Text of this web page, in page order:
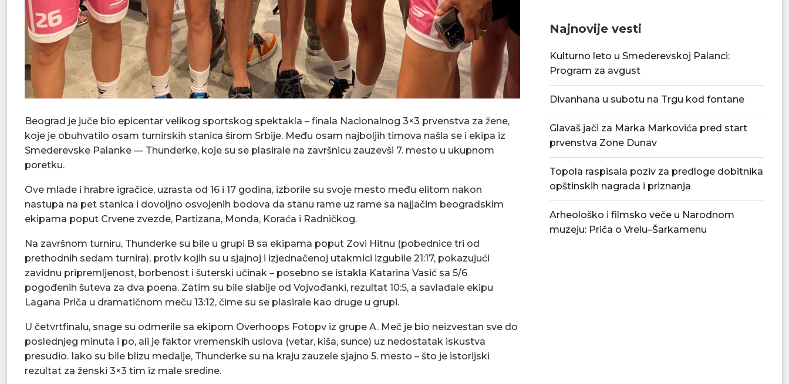
Beograd je juče bio epicentar velikog sportskog spektakla – finala Nacionalnog 3×3 prvenstva za žene,
koje je obuhvatilo osam turnirskih stanica širom Srbije. Među osam najboljih timova našla se i ekipa iz
Smederevske Palanke — Thunderke, koje su se plasirale na završnicu zauzevši 7. mesto u ukupnom
poretku.
Ove mlade i hrabre igračice, uzrasta od 16 i 17 godina, izborile su svoje mesto među elitom nakon
nastupa na pet stanica i dovoljno osvojenih bodova da stanu rame uz rame sa najjačim beogradskim
ekipama poput Crvene zvezde, Partizana, Monda, Koraća i Radničkog.
Na završnom turniru, Thunderke su bile u grupi B sa ekipama poput Zovi Hitnu (pobednice tri od
prethodnih sedam turnira), protiv kojih su u sjajnoj i izjednačenoj utakmici izgubile 21:17, pokazujući
zavidnu pripremljenost, borbenost i šuterski učinak – posebno se istakla Katarina Vasić sa 5/6
pogođenih šuteva za dva poena. Zatim su bile slabije od Vojvođanki, rezultat 10:5, a savladale ekipu
Lagana Priča u dramatičnom meču 13:12, čime su se plasirale kao druge u grupi.
U četvrtfinalu, snage su odmerile sa ekipom Overhoops Fotopv iz grupe A. Meč je bio neizvestan sve do
poslednjeg minuta i po, ali je faktor vremenskih uslova (vetar, kiša, sunce) uz nedostatak iskustva
presudio. Iako su bile blizu medalje, Thunderke su na kraju zauzele sjajno 5. mesto – što je istorijski
rezultat za ženski 3×3 tim iz male sredine.
Najnovije vesti
Kulturno leto u Smederevskoj Palanci:
Program za avgust
Divanhana u subotu na Trgu kod fontane
Glavaš jači za Marka Markovića pred start
prvenstva Zone Dunav
Topola raspisala poziv za predloge dobitnika
opštinskih nagrada i priznanja
Arheološko i filmsko veče u Narodnom
muzeju: Priča o Vrelu–Šarkamenu